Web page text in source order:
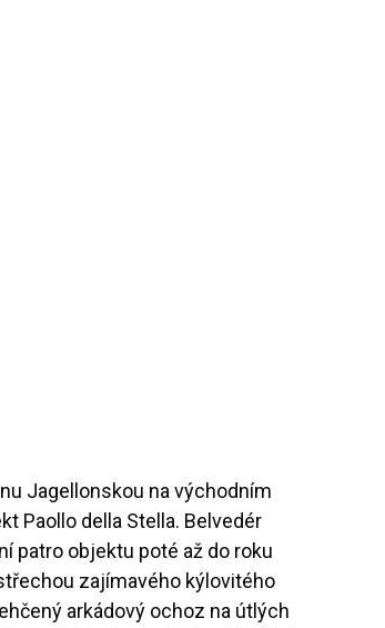
Jagellonskou na východním
Paollo della Stella. Belvedér
patro objektu poté až do roku
zajímavého kýlovitého
arkádový ochoz na útlých